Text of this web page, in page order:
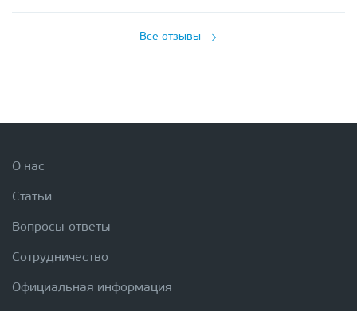
Все отзывы
О нас
Статьи
Вопросы-ответы
Сотрудничество
Официальная информация